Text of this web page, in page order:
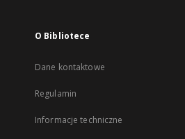
O Bibliotece
Dane kontaktowe
Regulamin
Informacje techniczne